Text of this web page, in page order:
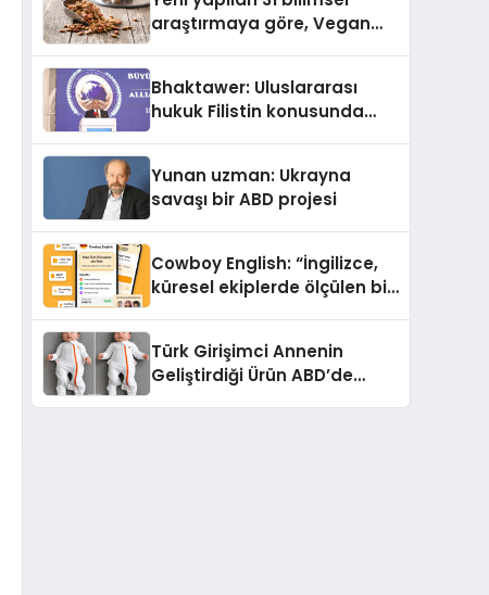
araştırmaya göre, Vegan
Sindirildiğini Ortaya Koydu
Bhaktawer: Uluslararası
hukuk Filistin konusunda
Yunan uzman: Ukrayna
savaşı bir ABD projesi
Cowboy English: “İngilizce,
küresel ekiplerde ölçülen bir
Türk Girişimci Annenin
Geliştirdiği Ürün ABD’de